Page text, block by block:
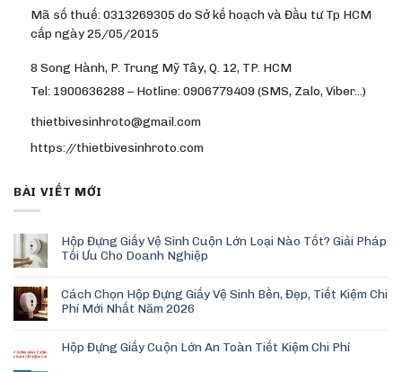
Mã số thuế: 0313269305 do Sở kế hoạch và Đầu tư Tp HCM
cấp ngày 25/05/2015
8 Song Hành, P. Trung Mỹ Tây, Q. 12, TP. HCM
Tel: 1900636288 – Hotline: 0906779409 (SMS, Zalo, Viber…)
thietbivesinhroto@gmail.com
https://thietbivesinhroto.com
BÀI VIẾT MỚI
Hộp Đựng Giấy Vệ Sinh Cuộn Lớn Loại Nào Tốt? Giải Pháp
Tối Ưu Cho Doanh Nghiệp
Cách Chọn Hộp Đựng Giấy Vệ Sinh Bền, Đẹp, Tiết Kiệm Chi
Phí Mới Nhất Năm 2026
Hộp Đựng Giấy Cuộn Lớn An Toàn Tiết Kiệm Chi Phí